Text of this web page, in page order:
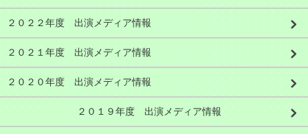
２０２２年度 出演メディア情報
２０２１年度 出演メディア情報
２０２０年度 出演メディア情報
２０１９年度 出演メディア情報